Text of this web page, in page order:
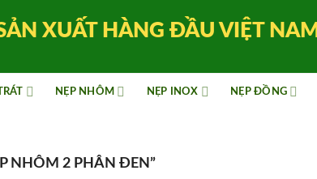
XUẤT HÀNG ĐẦU VIỆT NAM
NẸP NHÔM NẸP INOX NẸP ĐỒNG
NHÔM 2 PHÂN ĐEN”